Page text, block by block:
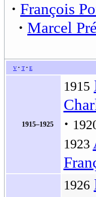
François
Marcel
v t e
1915–1925
1915
1923
1926